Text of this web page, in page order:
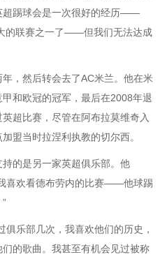
超踢球会是一次很好的经历——
的联赛之一了——但我们无法达成
，然后转会去了AC米兰。他在米
和欧冠的冠军，最后在2008年退
超比赛，尽管在阿布拉莫维奇入
盟当时拉涅利执教的切尔西。
的是另一家英超俱乐部。他
喜欢看德布劳内的比赛——他球踢
俱乐部几次，我喜欢他们的历史，
的歌曲。我甚至有机会见过被称